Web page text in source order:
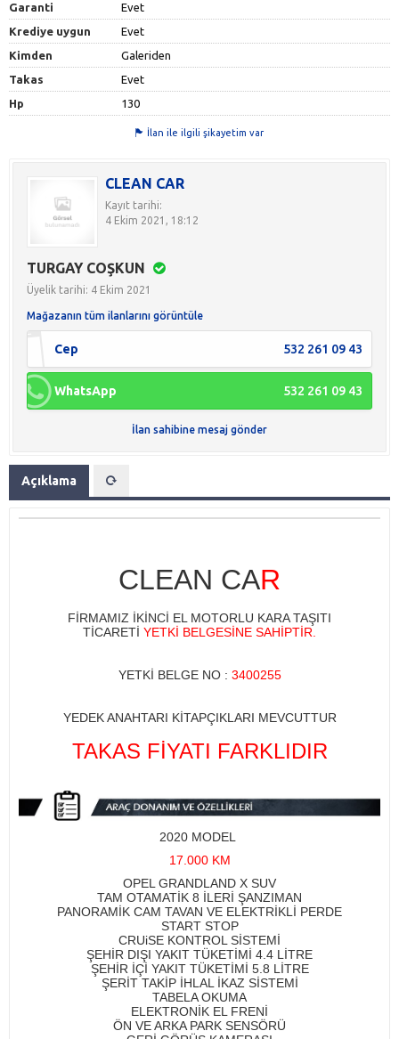
Garanti
Evet
Krediye uygun
Evet
Kimden
Galeriden
Takas
Evet
Hp
130
İlan ile ilgili şikayetim var
CLEAN CAR
Kayıt tarihi:
4 Ekim 2021, 18:12
TURGAY COŞKUN
Üyelik tarihi: 4 Ekim 2021
Mağazanın tüm ilanlarını görüntüle
Cep 532 261 09 43
WhatsApp 532 261 09 43
İlan sahibine mesaj gönder
Açıklama
CLEAN CAR
FİRMAMIZ İKİNCİ EL MOTORLU KARA TAŞITI
TİCARETİ YETKİ BELGESİNE SAHİPTİR.
YETKİ BELGE NO : 3400255​
YEDEK ANAHTARI KİTAPÇIKLARI MEVCUTTUR
TAKAS FİYATI FARKLIDIR​
2020 MODEL
17.000 KM
OPEL GRANDLAND X SUV
TAM OTAMATİK 8 İLERİ ŞANZIMAN
PANORAMİK CAM TAVAN VE ELEKTRİKLİ PERDE
START STOP
CRUiSE KONTROL SİSTEMİ
ŞEHİR DIŞI YAKIT TÜKETİMİ 4.4 LİTRE
ŞEHİR İÇİ YAKIT TÜKETİMİ 5.8 LİTRE
ŞERİT TAKİP İHLAL İKAZ SİSTEMİ
TABELA OKUMA
ELEKTRONİK EL FRENİ
ÖN VE ARKA PARK SENSÖRÜ